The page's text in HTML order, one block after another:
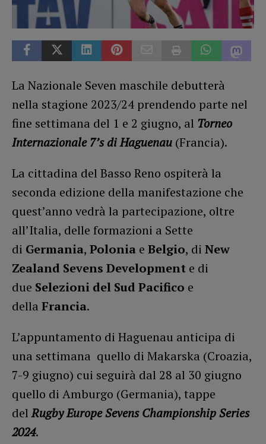
La Nazionale Seven maschile debutterà
nella stagione 2023/24 prendendo parte nel
fine settimana del 1 e 2 giugno, al Torneo
Internazionale 7’s di Haguenau (Francia).
La cittadina del Basso Reno ospiterà la
seconda edizione della manifestazione che
quest’anno vedrà la partecipazione, oltre
all’Italia, delle formazioni a Sette
di Germania, Polonia e Belgio, di New
Zealand Sevens Development e di
due Selezioni del Sud Pacifico e
della Francia.
L’appuntamento di Haguenau anticipa di
una settimana quello di Makarska (Croazia,
7-9 giugno) cui seguirà dal 28 al 30 giugno
quello di Amburgo (Germania), tappe
delRugby Europe Sevens Championship Series
2024.